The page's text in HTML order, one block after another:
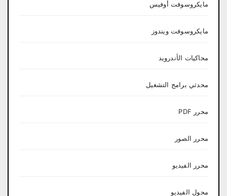
مايكروسوفت أوفيس
مايكروسوفت ويندوز
محاكيات الأندرويد
محدثي برامج التشغيل
محرر PDF
محرر الصور
محرر الفيديو
محول الفيديو